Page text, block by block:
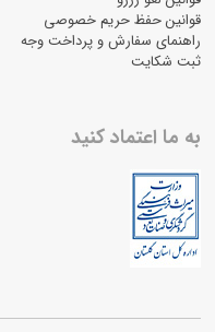
قوانین حفظ حریم خصوصی
راهنمای سفارش و پرداخت وجه
ثبت شکایت
به ما اعتماد کنید